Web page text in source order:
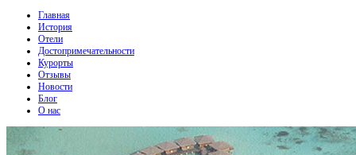
Главная
История
Отели
Достопримечательности
Курорты
Отзывы
Новости
Блог
О нас